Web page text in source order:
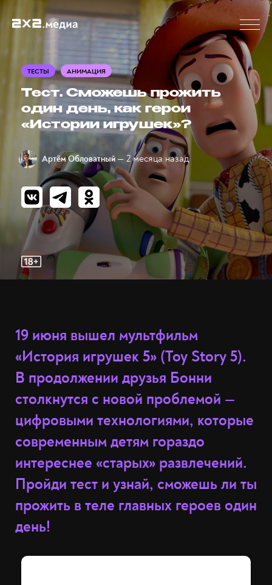
ТЕСТЫ АНИМАЦИЯ
Тест. Сможешь прожить
один день, как герои
«Истории игрушек»?
Артём Обловатный — 2 месяца назад
19 июня вышел мультфильм
«История игрушек 5» (Toy Story 5).
В продолжении друзья Бонни
столкнутся с новой проблемой —
цифровыми технологиями, которые
современным детям гораздо
интереснее «старых» развлечений.
Пройди тест и узнай, сможешь ли ты
прожить в теле главных героев один
день!